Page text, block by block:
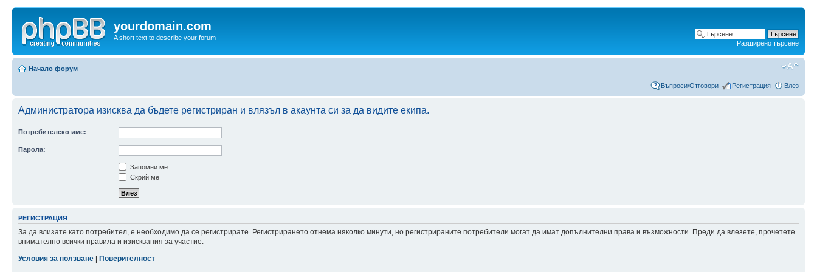
yourdomain.com
A short text to describe your forum
Разширено търсене
Начало форум
Въпроси/Отговори Регистрация Влез
Администратора изисква да бъдете регистриран и влязъл в акаунта си за да видите екипа.
Потребителско име:
Парола:
Запомни ме
Скрий ме
РЕГИСТРАЦИЯ
За да влизате като потребител, е необходимо да се регистрирате. Регистрирането отнема няколко минути, но регистрираните потребители могат да имат допълнителни права и възможности. Преди да влезете, прочетете
внимателно всички правила и изисквания за участие.
Условия за ползване
Поверителност